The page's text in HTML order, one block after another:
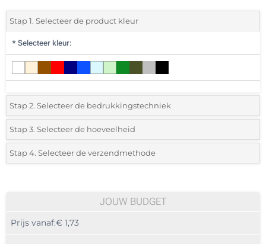
Stap 1. Selecteer de product kleur
* Selecteer kleur:
Stap 2. Selecteer de bedrukkingstechniek
*Selecteer de bedrukking en kleuren van het logo:
1 Kleur (Aan een kant)
3 Kleuren (Aan een kant)
Stap 3. Selecteer de hoeveelheid
*Selecteer uit de lijst of voeg het gewenste aantal in
50
Stap 4. Selecteer de verzendmethode
JOUW BUDGET
Prijs vanaf:€ 1,73